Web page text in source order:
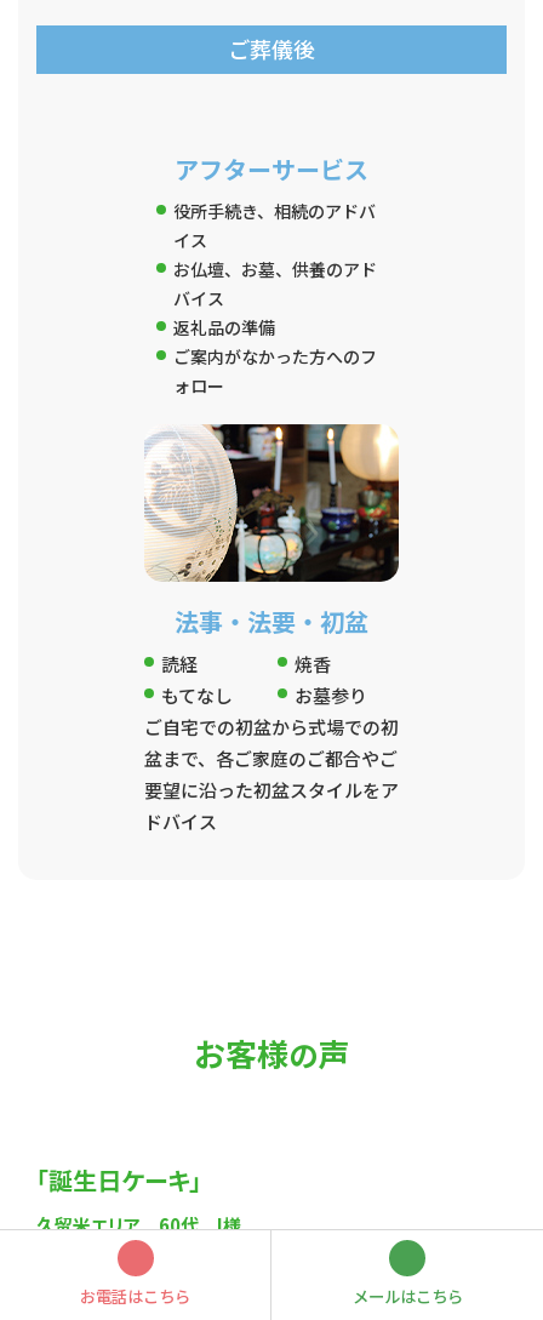
お電話はこちら メールはこちら
ご葬儀後
アフターサービス
役所手続き、相続のアドバ
イス
お仏壇、お墓、供養のアド
バイス
返礼品の準備
ご案内がなかった方へのフ
ォロー
法事・法要・初盆
読経
焼香
もてなし
お墓参り
ご自宅での初盆から式場での初
盆まで、各ご家庭のご都合やご
要望に沿った初盆スタイルをア
ドバイス
お客様の声
「誕生日ケーキ」
久留米エリア 60代 I様
誕生日ケーキを頼んでもいないのに用意してくれていた。